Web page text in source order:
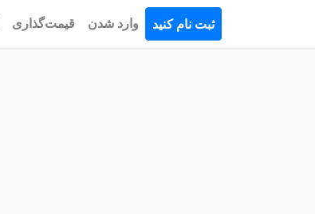
قیمت‌گذاری وارد شدن ثبت نام کنید